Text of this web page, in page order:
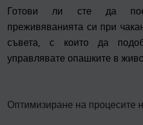
Готови ли сте да
преживяванията си при
съвета, с които да
управлявате опашките в
Оптимизиране на процесите